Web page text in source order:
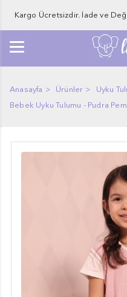
Kargo Ücretsizdir. İade ve
Anasayfa Ürünler
Uyku
Bebek Uyku Tulumu - Pudra